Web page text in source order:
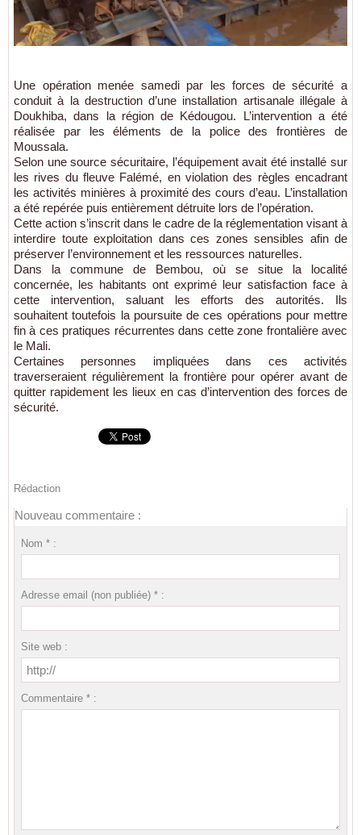
Une opération menée samedi par les forces de sécurité a
conduit à la destruction d’une installation artisanale illégale à
Doukhiba, dans la région de Kédougou. L’intervention a été
réalisée par les éléments de la police des frontières de
Moussala.
Selon une source sécuritaire, l’équipement avait été installé sur
les rives du fleuve Falémé, en violation des règles encadrant
les activités minières à proximité des cours d’eau. L’installation
a été repérée puis entièrement détruite lors de l’opération.
Cette action s’inscrit dans le cadre de la réglementation visant à
interdire toute exploitation dans ces zones sensibles afin de
préserver l’environnement et les ressources naturelles.
Dans la commune de Bembou, où se situe la localité
concernée, les habitants ont exprimé leur satisfaction face à
cette intervention, saluant les efforts des autorités. Ils
souhaitent toutefois la poursuite de ces opérations pour mettre
fin à ces pratiques récurrentes dans cette zone frontalière avec
le Mali.
Certaines personnes impliquées dans ces activités
traverseraient régulièrement la frontière pour opérer avant de
quitter rapidement les lieux en cas d’intervention des forces de
sécurité.
Rédaction
Nouveau commentaire :
Nom * :
Adresse email (non publiée) * :
Site web :
Commentaire * :